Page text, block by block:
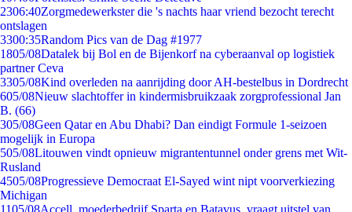
2306:40Zorgmedewerkster die 's nachts haar vriend bezocht terecht
ontslagen
3300:35Random Pics van de Dag #1977
1805/08Datalek bij Bol en de Bijenkorf na cyberaanval op logistiek
partner Ceva
3305/08Kind overleden na aanrijding door AH-bestelbus in Dordrecht
605/08Nieuw slachtoffer in kindermisbruikzaak zorgprofessional Jan
B. (66)
305/08Geen Qatar en Abu Dhabi? Dan eindigt Formule 1-seizoen
mogelijk in Europa
505/08Litouwen vindt opnieuw migrantentunnel onder grens met Wit-
Rusland
4505/08Progressieve Democraat El-Sayed wint nipt voorverkiezing
Michigan
1105/08Accell, moederbedrijf Sparta en Batavus, vraagt uitstel van